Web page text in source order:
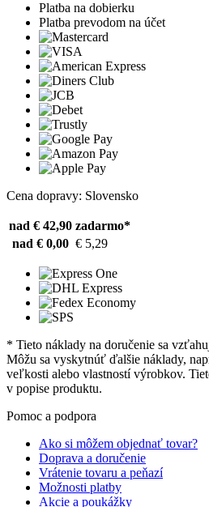
Platba na dobierku
Platba prevodom na účet
Cena dopravy: Slovensko
nad € 42,90 zadarmo*
nad € 0,00 € 5,29
* Tieto náklady na doručenie sa
Môžu sa vyskytnúť ďalšie náklady,
veľkosti alebo vlastností výrobkov.
v popise produktu.
Pomoc a podpora
Ako si môžem objednať tovar?
Doprava a doručenie
Vrátenie tovaru a peňazí
Možnosti platby
Akcie a poukážky